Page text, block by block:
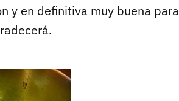
y en definitiva muy buena para